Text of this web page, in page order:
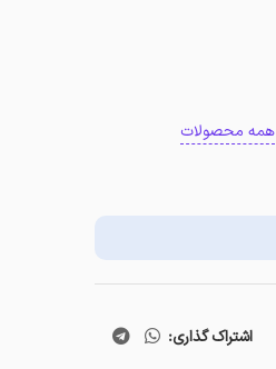
همه محصولات
اشتراک گذاری: